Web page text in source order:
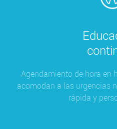
Agendamiento de hora en
acomodan a las urgencias
rápida y